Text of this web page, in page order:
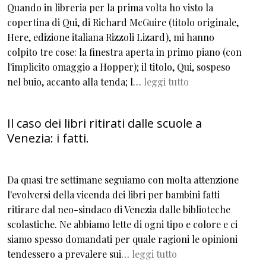
Quando in libreria per la prima volta ho visto la
copertina di Qui, di Richard McGuire (titolo originale,
Here, edizione italiana Rizzoli Lizard), mi hanno
colpito tre cose: la finestra aperta in primo piano (con
l'implicito omaggio a Hopper); il titolo, Qui, sospeso
nel buio, accanto alla tenda; l… leggi tutto
Il caso dei libri ritirati dalle scuole a
Venezia: i fatti.
Da quasi tre settimane seguiamo con molta attenzione
l'evolversi della vicenda dei libri per bambini fatti
ritirare dal neo-sindaco di Venezia dalle biblioteche
scolastiche. Ne abbiamo lette di ogni tipo e colore e ci
siamo spesso domandati per quale ragioni le opinioni
tendessero a prevalere sui… leggi tutto